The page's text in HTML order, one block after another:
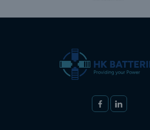
Volg ons op
FACEBOOKLINKEDIN